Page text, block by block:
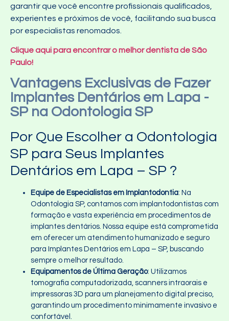
garantir que você encontre profissionais qualificados,
experientes e próximos de você, facilitando sua busca
por especialistas renomados.
Clique aqui para encontrar o melhor dentista de São
Paulo!
Vantagens Exclusivas de Fazer
Implantes Dentários em Lapa -
SP na Odontologia SP
Por Que Escolher a Odontologia
SP para Seus Implantes
Dentários em Lapa – SP ?
Equipe de Especialistas em Implantodontia: Na
Odontologia SP, contamos com implantodontistas com
formação e vasta experiência em procedimentos de
implantes dentários. Nossa equipe está comprometida
em oferecer um atendimento humanizado e seguro
para Implantes Dentários em Lapa – SP, buscando
sempre o melhor resultado.
Equipamentos de Última Geração: Utilizamos
tomografia computadorizada, scanners intraorais e
impressoras 3D para um planejamento digital preciso,
garantindo um procedimento minimamente invasivo e
confortável.